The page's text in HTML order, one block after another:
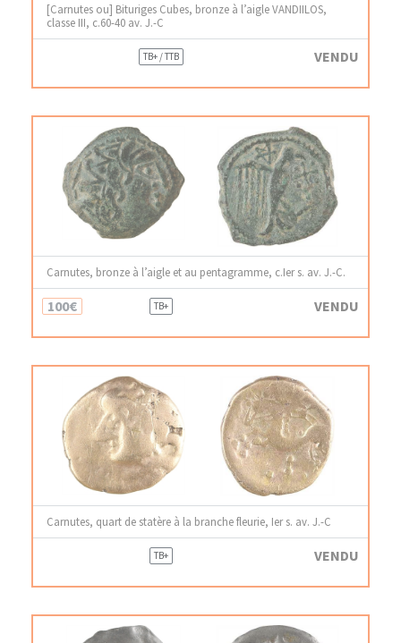
[Carnutes ou] Bituriges Cubes, bronze à l’aigle VANDIILOS,
classe III, c.60-40 av. J.-C
TB+ / TTB VENDU
Carnutes, bronze à l’aigle et au pentagramme, c.Ier s. av. J.-C.
100€ TB+ VENDU
Carnutes, quart de statère à la branche fleurie, Ier s. av. J.-C
TB+ VENDU